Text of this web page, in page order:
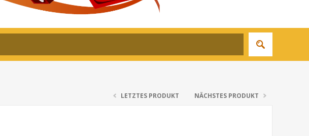
LETZTES PRODUKT NÄCHSTES PRODUKT